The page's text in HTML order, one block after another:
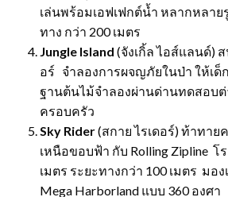
เล่นพร้อมเอฟเฟกต์น้ำ หลากหลา
ทาง กว่า 200 เมตร
Jungle Island (จังเกิ้ล ไอส์แลนด์) ส
อร์ จำลองการผจญภัยในป่า ให้เด็
ฐานต้นไม้จำลองผ่านด่านทดสอบต่
ครอบครัว
Sky Rider(สกาย ไรเดอร์) ท้าทาย
เหนือขอบฟ้า กับ Rolling Zipline โ
เมตร ระยะทางกว่า 100 เมตร มอ
Mega Harborland แบบ 360 องศา